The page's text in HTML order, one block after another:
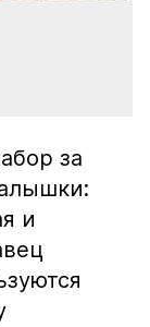
за
и